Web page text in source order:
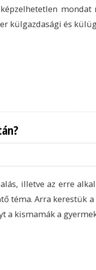
külgazdasági és
illetve az erre
téma. Arra kerestük
a kismamák a